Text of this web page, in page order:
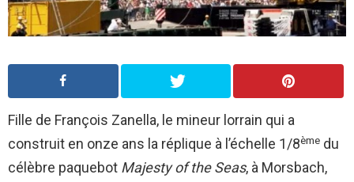
Fille de François Zanella, le mineur lorrain qui a
construit en onze ans la réplique à l’échelle 1/8ème du
célèbre paquebot Majesty of the Seas, à Morsbach,